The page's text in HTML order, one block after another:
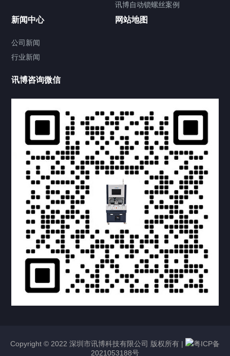
提交您的需求，获取产品资料与报价
讯博自动锁螺丝案例
新闻中心
公司新闻
行业新闻
网站地图
讯博咨询微信
Copyright © 2022 深圳市讯博科技有限公司 版权所有 |
粤ICP备
2021053188号